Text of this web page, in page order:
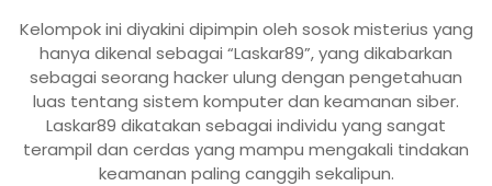
Kelompok ini diyakini dipimpin oleh sosok misterius yang
hanya dikenal sebagai “Laskar89”, yang dikabarkan
sebagai seorang hacker ulung dengan pengetahuan
luas tentang sistem komputer dan keamanan siber.
Laskar89 dikatakan sebagai individu yang sangat
terampil dan cerdas yang mampu mengakali tindakan
keamanan paling canggih sekalipun.